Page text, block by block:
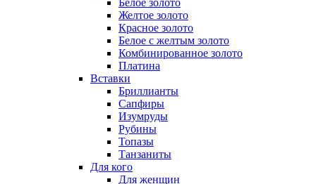
Белое золото
Желтое золото
Красное золото
Белое с желтым золото
Комбинированное золото
Платина
Вставки
Бриллианты
Сапфиры
Изумруды
Рубины
Топазы
Танзаниты
Для кого
Для женщин